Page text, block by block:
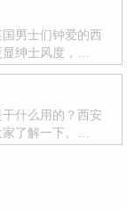
男士们钟爱的西
显绅士风度，…
什么用的？西安
家了解一下。…